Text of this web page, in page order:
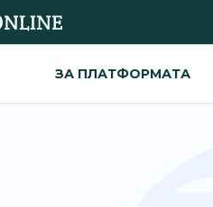
ЗА ПЛАТФОРМАТА